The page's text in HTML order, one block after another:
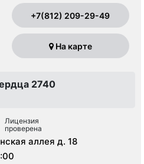
+7(812) 209-29-49
На карте
2740
Лицензия
проверена
аллея д. 18